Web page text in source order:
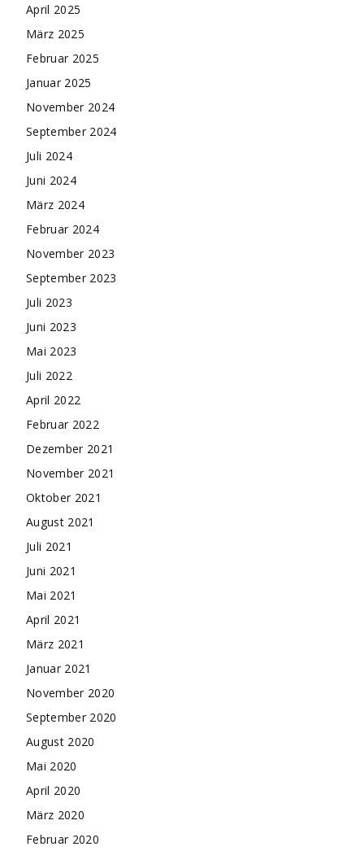
April 2025
März 2025
Februar 2025
Januar 2025
November 2024
September 2024
Juli 2024
Juni 2024
März 2024
Februar 2024
November 2023
September 2023
Juli 2023
Juni 2023
Mai 2023
Juli 2022
April 2022
Februar 2022
Dezember 2021
November 2021
Oktober 2021
August 2021
Juli 2021
Juni 2021
Mai 2021
April 2021
März 2021
Januar 2021
November 2020
September 2020
August 2020
Mai 2020
April 2020
März 2020
Februar 2020